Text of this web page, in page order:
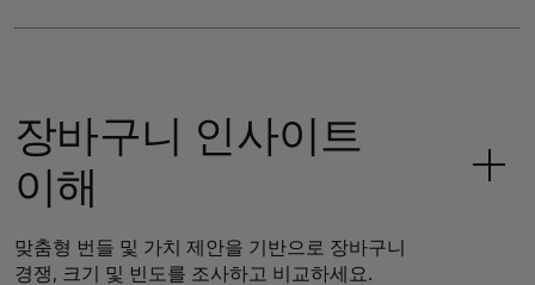
장바구니 인사이트
이해
맞춤형 번들 및 가치 제안을 기반으로 장바구니
경쟁, 크기 및 빈도를 조사하고 비교하세요.